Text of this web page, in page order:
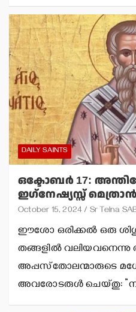
DAILY SAINTS
ഒക്ടോബര്‍ 17:
ഇഗ്‌നേഷ്യസ്സ് മെത്രാന്‍
October 15, 2024 Sr Telna
ഈശോ ഒരിക്കല്‍ ഒരു
തങ്ങളില്‍ വലിയവനെന്നു
അപ്പസ്‌തോലന്മാരുടെ
അവരോടരുള്‍ ചെയ്തു: